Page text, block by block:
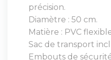
précision.
Diamètre : 50 cm.
Matière : PVC
Sac de transport
Embouts de